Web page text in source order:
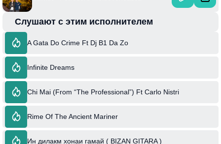
Слушают с этим исполнителем
A Gata Do Crime Ft Dj B1 Da Zo
Infinite Dreams
Chi Mai (From “The Professional”) Ft Carlo Nistri
Rime Of The Ancient Mariner
Ин дилакм хонаи гамай ( BIZAN GITARA )